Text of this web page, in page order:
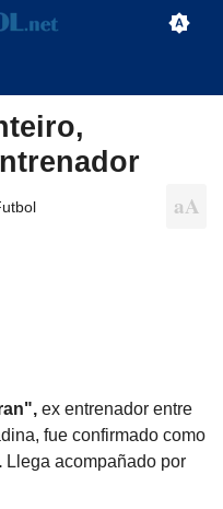
ex entrenador entre
fue confirmado como
Llega acompañado por